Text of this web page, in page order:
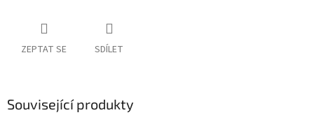
ZEPTAT SE SDÍLET
Související produkty